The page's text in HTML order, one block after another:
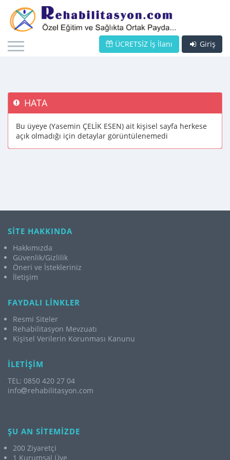
Giriş
ÜCRETSİZ İş İlanı
HATA
Bu üyeye (Yasemin ÇELİK ESEN) ait kişisel sayfa herkese
açık olmadığı için detaylar görüntülenemedi
SİTE HAKKINDA
Hakkımızda
Güvenlik/Gizlilik
Öneri ve İstekleriniz
İletişim
FAYDALI LİNKLER
Resmi Siteler
Rehabilitasyon Mevzuatı
Kişisel Verilerin Korunması Kanunu
İLETİŞİM
TEL: 0850 420 27 04
info
rehabilitasyon.com
ŞU AN SİTEMİZDE
200 Ziyaretçi
1 Kurumsal Üye